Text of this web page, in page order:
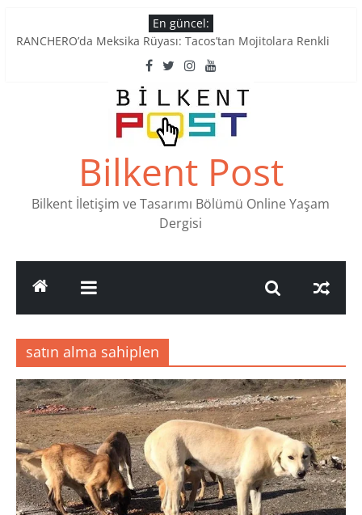
to
En güncel:
RANCHERO’da Meksika Rüyası: Tacos’tan Mojitolara Renkli
Ankara’nın Ruhunu Notalarda Yaşatan 4 Müzik Durağı
Pullardaki tarih: PTT Pul Müzesi
Stamp Collectors Unite: Places to Find Stamps in Ankara
Tatlı Konuşalım: Ankara’nın 4 Köklü Pastanesi
Bilkent Post
Bilkent İletişim ve Tasarımı Bölümü Online Yaşam
Dergisi
satın alma sahiplen